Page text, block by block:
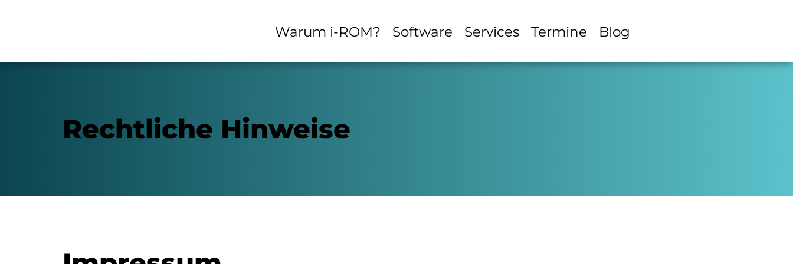
Warum i-ROM? Software Services Termine Blog
Rechtliche Hinweise